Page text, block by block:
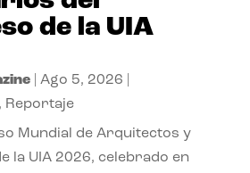
de la UIA
| Ago 5, 2026
Reportaje
Mundial de Arquitectos y
la UIA 2026, celebrado en